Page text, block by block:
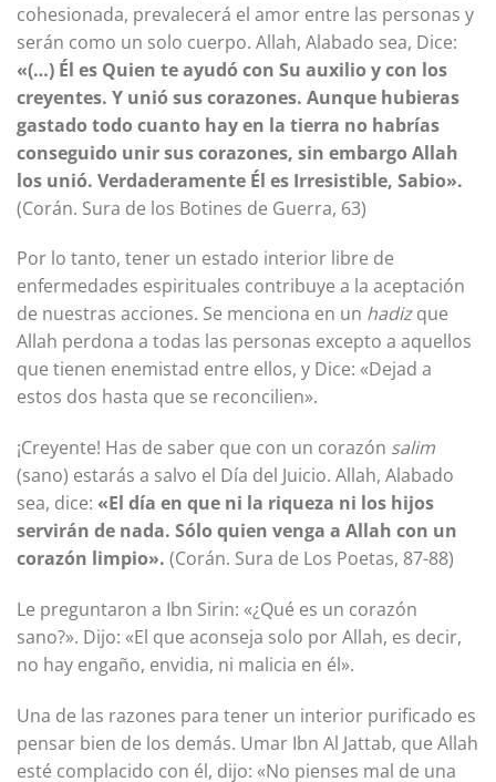
cohesionada, prevalecerá el amor entre las personas y
serán como un solo cuerpo. Allah, Alabado sea, Dice:
«(…) Él es Quien te ayudó con Su auxilio y con los
creyentes. Y unió sus corazones. Aunque hubieras
gastado todo cuanto hay en la tierra no habrías
conseguido unir sus corazones, sin embargo Allah
los unió. Verdaderamente Él es Irresistible, Sabio».
(Corán. Sura de los Botines de Guerra, 63)
Por lo tanto, tener un estado interior libre de
enfermedades espirituales contribuye a la aceptación
de nuestras acciones. Se menciona en un hadizque
Allah perdona a todas las personas excepto a aquellos
que tienen enemistad entre ellos, y Dice: «Dejad a
estos dos hasta que se reconcilien».
¡Creyente! Has de saber que con un corazón salim
(sano) estarás a salvo el Día del Juicio. Allah, Alabado
sea, dice: «El día en que ni la riqueza ni los hijos
servirán de nada. Sólo quien venga a Allah con un
corazón limpio». (Corán. Sura de Los Poetas, 87-88)
Le preguntaron a Ibn Sirin: «¿Qué es un corazón
sano?». Dijo: «El que aconseja solo por Allah, es decir,
no hay engaño, envidia, ni malicia en él».
Una de las razones para tener un interior purificado es
pensar bien de los demás. Umar Ibn Al Jattab, que Allah
esté complacido con él, dijo: «No pienses mal de una